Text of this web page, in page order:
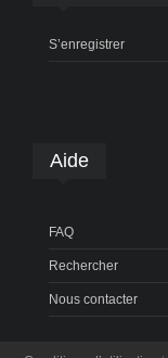
S’enregistrer
Aide
FAQ
Rechercher
Nous contacter